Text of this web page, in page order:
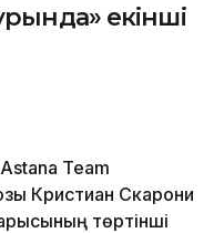
екінші
Team
Кристиан Скарони
төртінші